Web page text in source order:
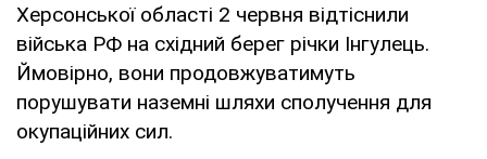
Херсонської області 2 червня відтіснили
війська РФ на східний берег річки Інгулець.
Ймовірно, вони продовжуватимуть
порушувати наземні шляхи сполучення для
окупаційних сил.